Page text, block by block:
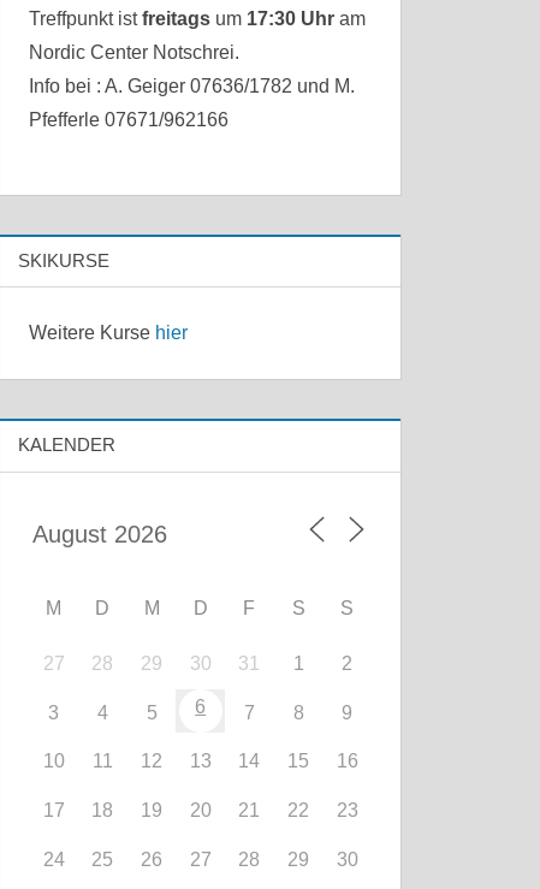
Treffpunkt istfreitags um 17:30 Uhr am
Nordic Center Notschrei.
Info bei : A. Geiger 07636/1782 und M.
Pfefferle 07671/962166
SKIKURSE
Weitere Kurse hier
KALENDER
M D M D F S S
27 28 29 30 31 1 2
3 4 5 6 7 8 9
10 11 12 13 14 15 16
17 18 19 20 21 22 23
24 25 26 27 28 29 30